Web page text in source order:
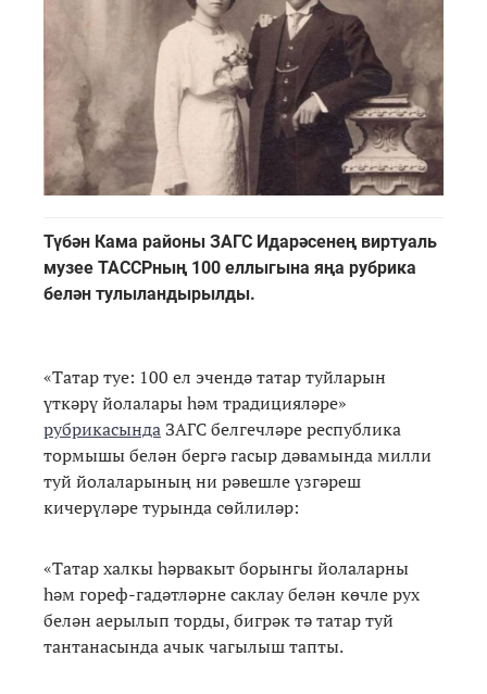
Түбән Кама районы ЗАГС Идарәсенең виртуаль
музее ТАССРның 100 еллыгына яңа рубрика
белән тулыландырылды.
«Татар туе: 100 ел эчендә татар туйларын
үткәрү йолалары һәм традицияләре»
рубрикасындаЗАГС белгечләре республика
тормышы белән бергә гасыр дәвамында милли
туй йолаларының ни рәвешле үзгәреш
кичерүләре турында сөйлиләр:
«Татар халкы һәрвакыт борынгы йолаларны
һәм гореф-гадәтләрне саклау белән көчле рух
белән аерылып торды, бигрәк тә татар туй
тантанасында ачык чагылыш тапты.